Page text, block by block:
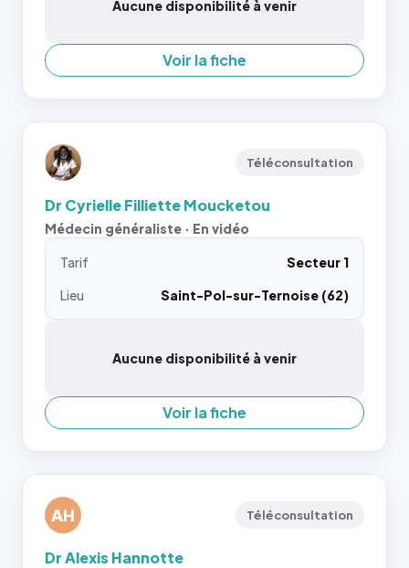
Aucune disponibilité à venir
Voir la fiche
Téléconsultation
Dr Cyrielle Filliette Moucketou
Médecin généraliste · En vidéo
Tarif
Secteur 1
Lieu
Saint-Pol-sur-Ternoise (62)
Aucune disponibilité à venir
Voir la fiche
AH Téléconsultation
Dr Alexis Hannotte